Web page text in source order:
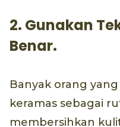
2. Gunakan
Benar.
Banyak orang
keramas sebagai
membersihkan